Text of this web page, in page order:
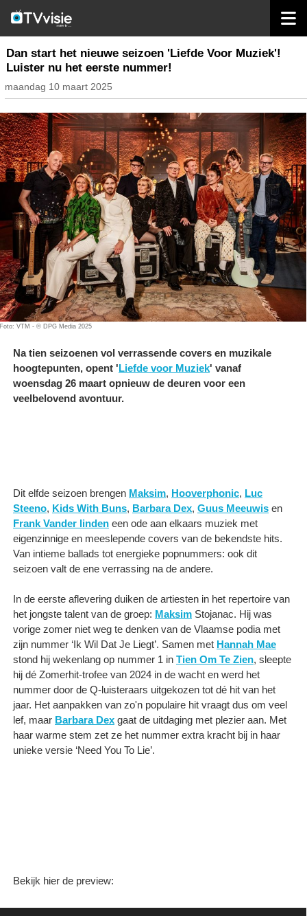
nieuws belgië
Dan start het nieuwe seizoen 'Liefde Voor Muziek'!
Luister nu het eerste nummer!
maandag 10 maart 2025
Foto: VTM - © DPG Media 2025
Na tien seizoenen vol verrassende covers en muzikale
hoogtepunten, opent 'Liefde voor Muziek' vanaf
woensdag 26 maart opnieuw de deuren voor een
veelbelovend avontuur.
Dit elfde seizoen brengen Maksim, Hooverphonic, Luc
Steeno, Kids With Buns, Barbara Dex, Guus Meeuwis en
Frank Vander linden een ode aan elkaars muziek met
eigenzinnige en meeslepende covers van de bekendste hits.
Van intieme ballads tot energieke popnummers: ook dit
seizoen valt de ene verrassing na de andere.
In de eerste aflevering duiken de artiesten in het repertoire van
het jongste talent van de groep: Maksim Stojanac. Hij was
vorige zomer niet weg te denken van de Vlaamse podia met
zijn nummer ‘Ik Wil Dat Je Liegt’. Samen met Hannah Mae
stond hij wekenlang op nummer 1 in Tien Om Te Zien, sleepte
hij dé Zomerhit-trofee van 2024 in de wacht en werd het
nummer door de Q-luisteraars uitgekozen tot dé hit van het
jaar. Het aanpakken van zo'n populaire hit vraagt dus om veel
lef, maar Barbara Dex gaat de uitdaging met plezier aan. Met
haar warme stem zet ze het nummer extra kracht bij in haar
unieke versie ‘Need You To Lie’.
Bekijk hier de preview: